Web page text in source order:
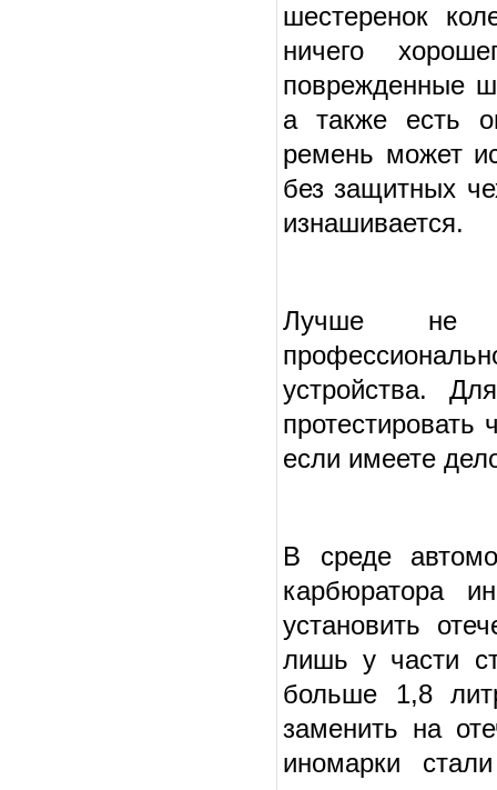
шестеренок
ничего
поврежденные
а также есть
ремень может
без защитных
изнашивается.
Лучше не
устройства.
протестировать
если имеете
В среде
карбюратора
установить
лишь у части
больше 1,8
заменить на
иномарки